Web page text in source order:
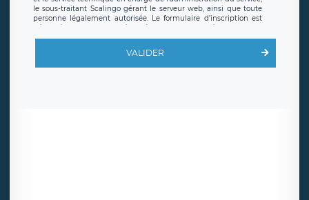
le sous-traitant Scalingo gérant le serveur web, ainsi que toute
personne légalement autorisée. Le formulaire d’inscription est
offrant desclauses de protection conformes au RGPD. Les
en sollicite la suppression, étant entendu que vous pouvez
demander la suppression de vos données et retirer votre
VALIDER